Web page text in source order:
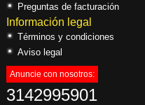
Preguntas de facturación
Información legal
Términos y condiciones
Aviso legal
Anuncie con nosotros:
3142995901